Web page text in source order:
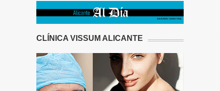
CLÍNICA VISSUM ALICANTE